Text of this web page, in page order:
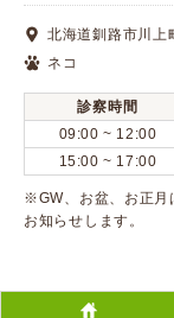
口コミ検索
Calooペットとは
口コミ投稿
北海道釧路市川上
ネコ
診察時間
09:00 ~ 12:00
15:00 ~ 17:00
※GW、お盆、お正月
お知らせします。